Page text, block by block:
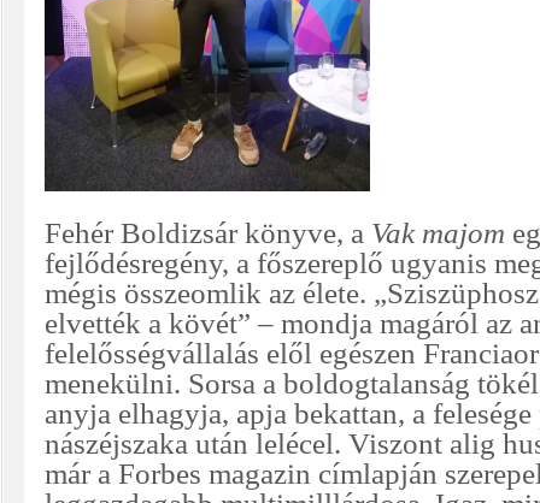
Fehér Boldizsár könyve, a Vak majom
fejlődésregény, a főszereplő ugyanis
mégis összeomlik az élete.
elvették a kövét” – mondja magáról az
felelősségvállalás elől egészen
menekülni. Sorsa a boldogtalanság
anyja elhagyja, apja bekattan, a
nászéjszaka után lelécel. Viszont alig
már a Forbes magazin címlapján